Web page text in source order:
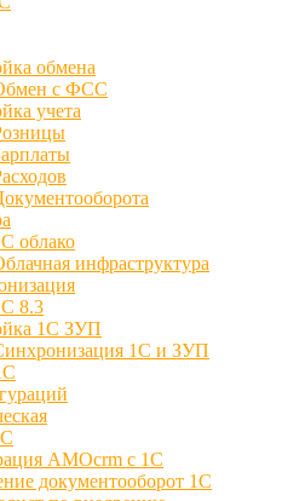
обмена
с ФСС
учета
облако
инфраструктура
8.3
1С ЗУП
1С и ЗУП
AMOcrm с 1C
документооборот 1С